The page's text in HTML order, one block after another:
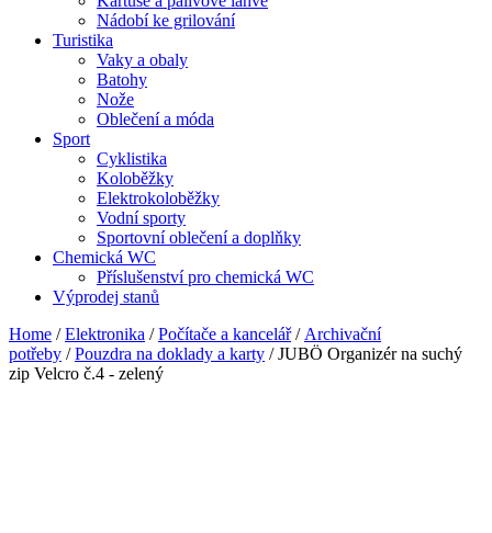
Nádobí ke grilování
Turistika
Vaky a obaly
Batohy
Nože
Oblečení a móda
Sport
Cyklistika
Koloběžky
Elektrokoloběžky
Vodní sporty
Sportovní oblečení a doplňky
Chemická WC
Příslušenství pro chemická WC
Výprodej stanů
Home /Elektronika /Počítače a kancelář/ Archivační
potřeby /Pouzdra na doklady a karty / JUBÖ Organizér na suchý
zip Velcro č.4 - zelený